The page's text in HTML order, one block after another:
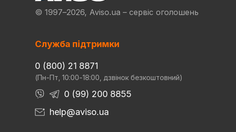
© 1997–2026, Aviso.ua – сервіс оголошень
Служба підтримки
0 (800) 21 8871
(Пн-Пт, 10:00-18:00, дзвінок безкоштовний)
0 (99) 200 8855
help@aviso.ua